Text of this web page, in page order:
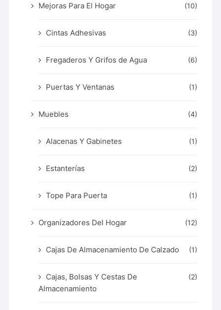
Mejoras Para El Hogar (10)
Cintas Adhesivas (3)
Fregaderos Y Grifos de Agua (6)
Puertas Y Ventanas (1)
Muebles (4)
Alacenas Y Gabinetes (1)
Estanterías (2)
Tope Para Puerta (1)
Organizadores Del Hogar (12)
Cajas De Almacenamiento De Calzado (1)
Cajas, Bolsas Y Cestas De
Almacenamiento
(2)